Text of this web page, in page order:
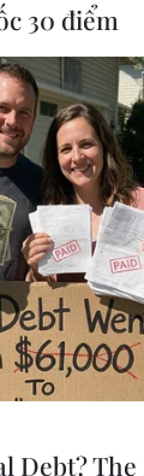
#Colonel
vô gia cư
30 điểm
Debt? The